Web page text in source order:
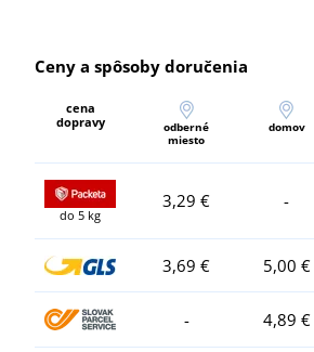
Ceny a spôsoby doručenia
cena
dopravy
odberné
miesto
domov
do 5 kg
3,29 € -
3,69 € 5,00 €
- 4,89 €